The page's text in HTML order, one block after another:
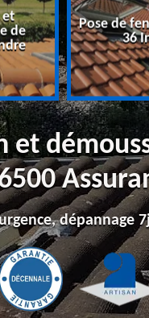
et
de
Pose de
36
et
dépannage